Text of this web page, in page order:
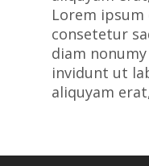
Lorem
consetetur
diam
invidunt ut
aliquyam